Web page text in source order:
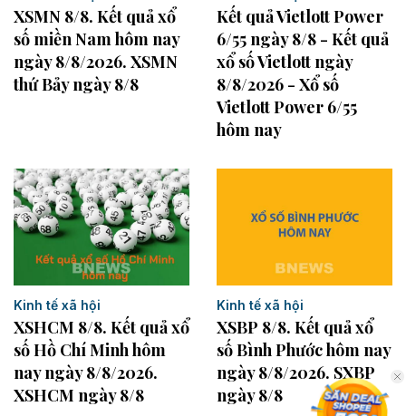
XSMN 8/8. Kết quả xổ
số miền Nam hôm nay
ngày 8/8/2026. XSMN
thứ Bảy ngày 8/8
Kết quả Vietlott Power
6/55 ngày 8/8 - Kết quả
xổ số Vietlott ngày
8/8/2026 - Xổ số
Vietlott Power 6/55
hôm nay
Kinh tế xã hội
XSHCM 8/8. Kết quả xổ
số Hồ Chí Minh hôm
nay ngày 8/8/2026.
XSHCM ngày 8/8
Kinh tế xã hội
XSBP 8/8. Kết quả xổ
số Bình Phước hôm nay
ngày 8/8/2026. SXBP
ngày 8/8